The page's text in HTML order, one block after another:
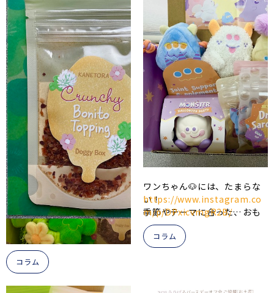
🎵「鼻水で鼻詰まり？のせ
いかご飯の食いつきもイマ
イチだったので、ふりかけ
ついてて助かったー😭😭
グッドタイミング
👌
⭐
https://www.instagram.co
m/p/DYQ62Eciffz/?
img_index=5&igsh=MWJh
MGplejNxNmdxaQ%3D%3
D
🎵
「まる子大好きなカツオ
も❤️ゆっくり少しずつ食べ
よーね 🤲🏼」
⭐
https://www.instagram.co
素材の美味しさを活かした、
シンプルで使いやすい一品と
なっております。
コラム
ワンちゃん🐶には、たまらな
い！
季節やテーマに合った、おも
ちゃとおやつが定期便で届く
Doggy Box様🎁
きました。
https://www.instagram.co
m/p/DPxicvmgR2B/
✴「お魚大好きな小町🐕特に
いわしが気に入ったみたい
https://www.instagram.co
コラム